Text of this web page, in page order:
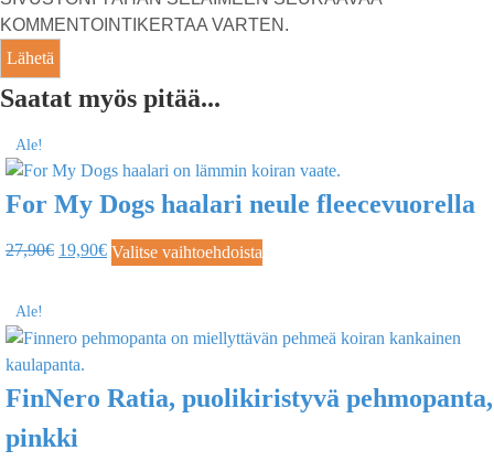
KOMMENTOINTIKERTAA VARTEN.
Saatat myös pitää...
Ale!
For My Dogs haalari neule fleecevuorella
27,90€ 19,90€ Valitse vaihtoehdoista
Ale!
FinNero Ratia, puolikiristyvä pehmopanta,
pinkki